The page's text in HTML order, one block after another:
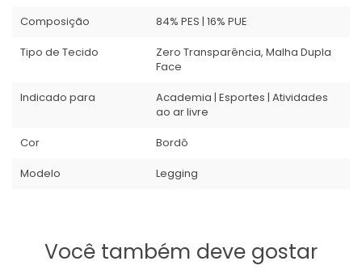
Composição
84% PES | 16% PUE
Tipo de Tecido
Zero Transparência, Malha Dupla
Face
Indicado para
Academia | Esportes | Atividades
ao ar livre
Cor
Bordô
Modelo
Legging
Você também deve gostar